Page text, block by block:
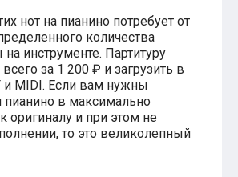
Кольца
нот на пианино потребует от
количества
инструменте. Партитуру
за 1 200 ₽ и загрузить в
и MIDI. Если вам нужны
пианино в максимально
оригиналу и при этом не
то это великолепный